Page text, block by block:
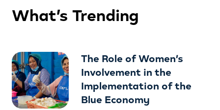
What’s Trending
The Role of Women’s
Involvement in the
Implementation of the
Blue Economy